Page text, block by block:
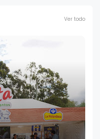
Ver todo